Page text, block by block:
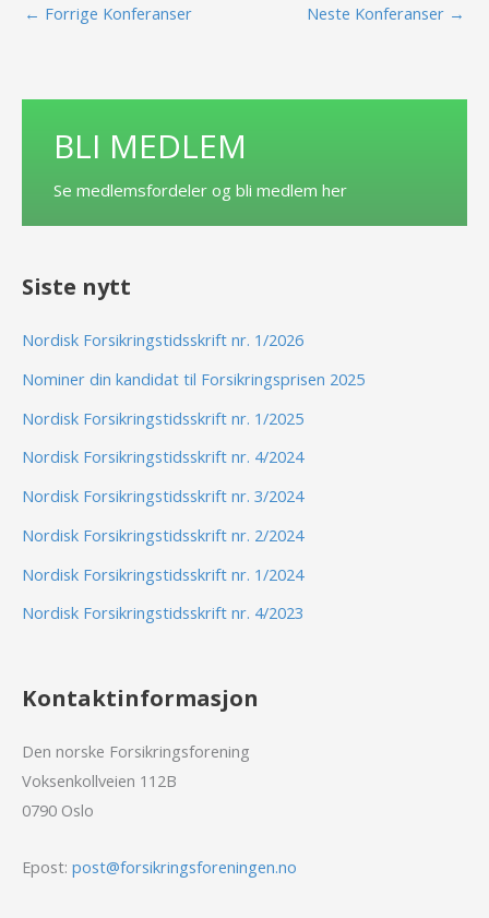
← Forrige Konferanser Neste Konferanser →
BLI MEDLEM
Se medlemsfordeler og bli medlem her
Siste nytt
Nordisk Forsikringstidsskrift nr. 1/2026
Nominer din kandidat til Forsikringsprisen 2025
Nordisk Forsikringstidsskrift nr. 1/2025
Nordisk Forsikringstidsskrift nr. 4/2024
Nordisk Forsikringstidsskrift nr. 3/2024
Nordisk Forsikringstidsskrift nr. 2/2024
Nordisk Forsikringstidsskrift nr. 1/2024
Nordisk Forsikringstidsskrift nr. 4/2023
Kontaktinformasjon
Den norske Forsikringsforening
Voksenkollveien 112B
0790 Oslo
Epost: post@forsikringsforeningen.no